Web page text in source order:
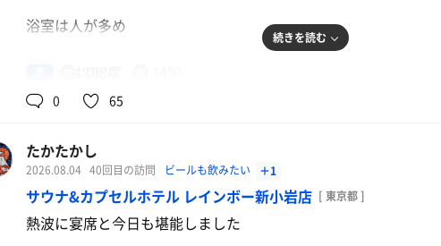
浴室は人が多め
セルフロウリュもキメて、高校野球見ながらアツいサウナを堪能
第2サウナは少しだけ入った
水風呂16度
追加で注がれる水は温かった
続きを読む
0 65
たかたかし
2026.08.04 40回目の訪問 ビールも飲みたい ＋1
サウナ&カプセルホテル レインボー新小岩店 [ 東京都 ]
熱波に宴席と今日も堪能しました